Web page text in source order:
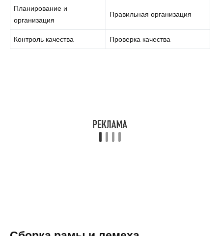
Планирование и
организация
Правильная организация
Контроль качества Проверка качества